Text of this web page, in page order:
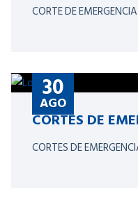
CORTE DE
30
AGO
CORTES DE
CORTES DE